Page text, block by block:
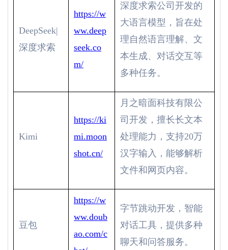
DeepSeek|
深度求索
https://w
ww.deep
seek.co
m/
深度求索公司开发的
大语言模型，旨在处
理自然语言理解、文
本生成、对话交互等
多种任务。
Kimi
https://ki
mi.moon
shot.cn/
月之暗面科技有限公
司开发，擅长长文本
处理能力，支持20万
汉字输入，能够解析
文件和网页内容。
豆包
https://w
ww.doub
ao.com/c
字节跳动开发，智能
对话工具，提供多种
聊天和问答服务。